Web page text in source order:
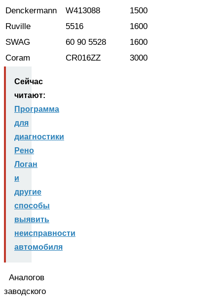
Denckermann W413088
1500
Ruville
5516
1600
SWAG
60 90 5528
1600
Coram
CR016ZZ 3000
Сейчас
читают:
Программа
для
диагностики
Рено
Логан
и
другие
способы
выявить
неисправности
автомобиля
Аналогов
заводского